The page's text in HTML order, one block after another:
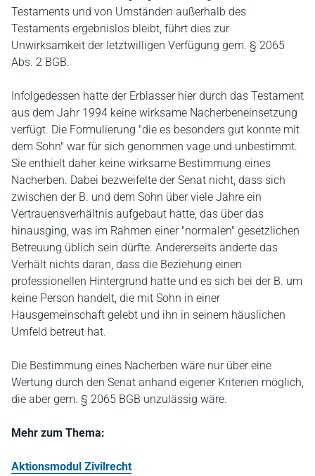
Testaments und von Umständen außerhalb des
Testaments ergebnislos bleibt, führt dies zur
Unwirksamkeit der letztwilligen Verfügung gem. § 2065
Abs. 2 BGB.
Infolgedessen hatte der Erblasser hier durch das Testament
aus dem Jahr 1994 keine wirksame Nacherbeneinsetzung
verfügt. Die Formulierung "die es besonders gut konnte mit
dem Sohn" war für sich genommen vage und unbestimmt.
Sie enthielt daher keine wirksame Bestimmung eines
Nacherben. Dabei bezweifelte der Senat nicht, dass sich
zwischen der B. und dem Sohn über viele Jahre ein
Vertrauensverhältnis aufgebaut hatte, das über das
hinausging, was im Rahmen einer "normalen" gesetzlichen
Betreuung üblich sein dürfte. Andererseits änderte das
Verhält nichts daran, dass die Beziehung einen
professionellen Hintergrund hatte und es sich bei der B. um
keine Person handelt, die mit Sohn in einer
Hausgemeinschaft gelebt und ihn in seinem häuslichen
Umfeld betreut hat.
Die Bestimmung eines Nacherben wäre nur über eine
Wertung durch den Senat anhand eigener Kriterien möglich,
die aber gem. § 2065 BGB unzulässig wäre.
Mehr zum Thema:
Aktionsmodul Zivilrecht